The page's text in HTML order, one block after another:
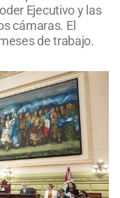
Ejecutivo y las
cámaras. El
de trabajo.